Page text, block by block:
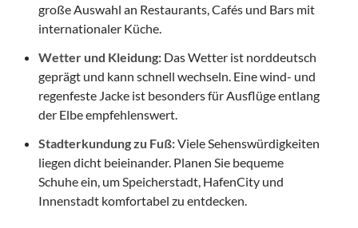
große Auswahl an Restaurants, Cafés und Bars mit
internationaler Küche.
Wetter und Kleidung: Das Wetter ist norddeutsch
geprägt und kann schnell wechseln. Eine wind- und
regenfeste Jacke ist besonders für Ausflüge entlang
der Elbe empfehlenswert.
Stadterkundung zu Fuß:Viele Sehenswürdigkeiten
liegen dicht beieinander. Planen Sie bequeme
Schuhe ein, um Speicherstadt, HafenCity und
Innenstadt komfortabel zu entdecken.